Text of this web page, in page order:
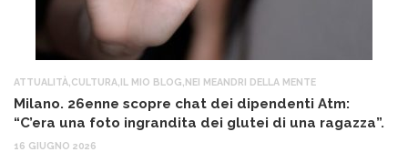
ATTUALITÀ CULTURA IL MIO BLOG NEI MEANDRI DELLA MENTE
Milano. 26enne scopre chat dei dipendenti Atm:
“C’era una foto ingrandita dei glutei di una ragazza”.
16 GIUGNO 2026